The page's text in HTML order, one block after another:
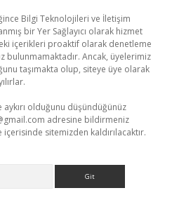
Bilgi Teknolojileri ve İletişim
bir Yer Sağlayıcı olarak hizmet
içerikleri proaktif olarak denetleme
bulunmamaktadır. Ancak, üyelerimiz
taşımakta olup, siteye üye olarak
olduğunu düşündüğünüz
adresine bildirmeniz
sitemizden kaldırılacaktır.